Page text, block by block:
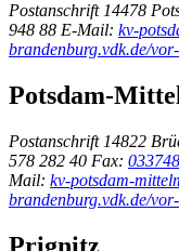
Postanschrift 14478
948 88 E-Mail: kv-
brandenburg.vdk.de/
Potsdam-
Postanschrift 14822
578 282 40 Fax:
Mail: kv-potsdam-
brandenburg.vdk.de/